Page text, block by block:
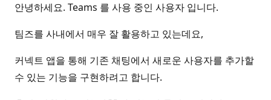
안녕하세요. Teams 를 사용 중인 사용자 입니다.
팀즈를 사내에서 매우 잘 활용하고 있는데요,
커넥트 앱을 통해 기존 채팅에서 새로운 사용자를 추가할
수 있는 기능을 구현하려고 합니다.